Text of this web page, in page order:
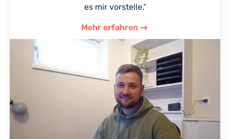
es mir vorstelle.“
Mehr erfahren